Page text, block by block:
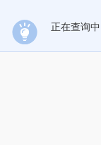
正在查询